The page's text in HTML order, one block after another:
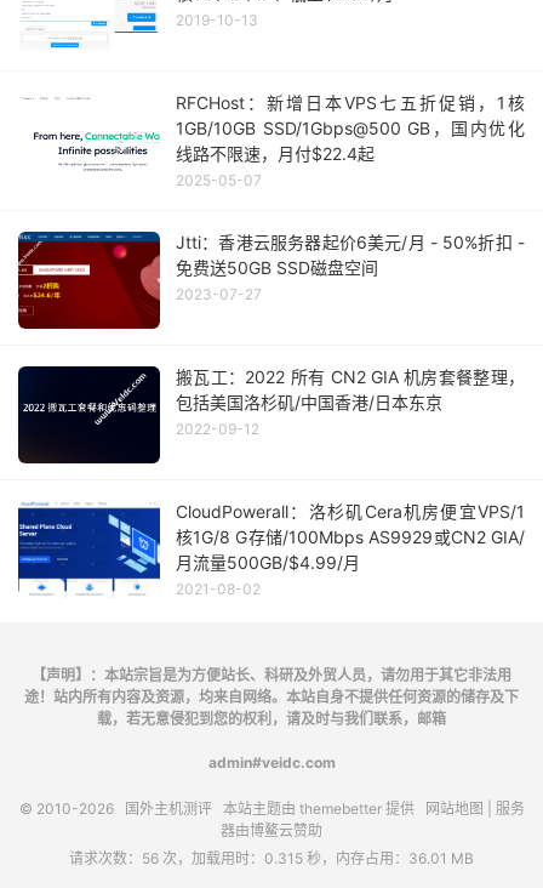
2019-10-13
RFCHost：新增日本VPS七五折促销，1核
1GB/10GB SSD/1Gbps@500 GB，国内优化
线路不限速，月付$22.4起
2025-05-07
Jtti：香港云服务器起价6美元/月 - 50%折扣 -
免费送50GB SSD磁盘空间
2023-07-27
搬瓦工：2022 所有 CN2 GIA 机房套餐整理，
包括美国洛杉矶/中国香港/日本东京
2022-09-12
CloudPowerall：洛杉矶Cera机房便宜VPS/1
核1G/8 G存储/100Mbps AS9929或CN2 GIA/
月流量500GB/$4.99/月
2021-08-02
【声明】：本站宗旨是为方便站长、科研及外贸人员，请勿用于其它非法用
途！站内所有内容及资源，均来自网络。本站自身不提供任何资源的储存及下
载，若无意侵犯到您的权利，请及时与我们联系，邮箱
admin#veidc.com
© 2010-2026 国外主机测评本站主题由 themebetter提供 网站地图 | 服务
器由博鳌云赞助
请求次数：56 次，加载用时：0.315 秒，内存占用：36.01 MB